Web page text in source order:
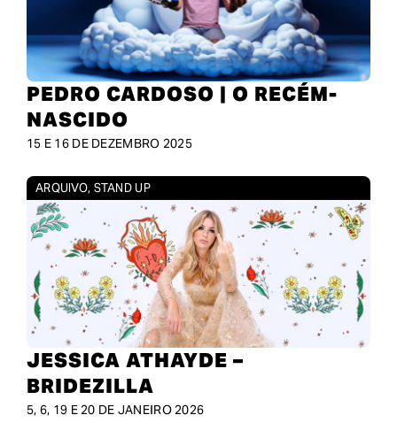
PEDRO CARDOSO | O RECÉM-
NASCIDO
15 E 16 DE DEZEMBRO 2025
ARQUIVO, STAND UP
JESSICA ATHAYDE –
BRIDEZILLA
5, 6, 19 E 20 DE JANEIRO 2026